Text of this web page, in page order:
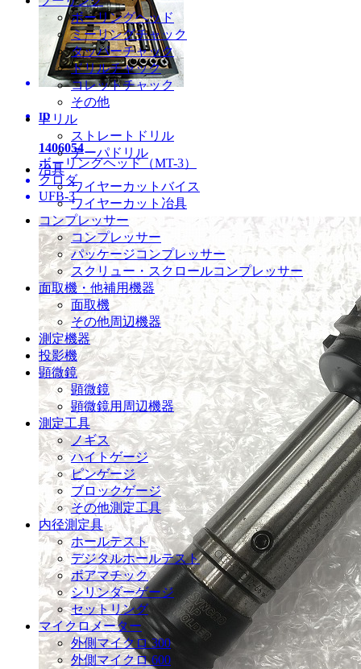
ボーリングヘッド
ミーリングチャック
タッパーチャック
ドリルチャック
コレットチャック
その他
ドリル
ストレートドリル
テーパドリル
冶具
ワイヤーカットバイス
ワイヤーカット冶具
コンプレッサー
コンプレッサー
パッケージコンプレッサー
スクリュー・スクロールコンプレッサー
面取機・他補用機器
面取機
その他周辺機器
測定機器
投影機
顕微鏡
顕微鏡
顕微鏡用周辺機器
測定工具
ノギス
ハイトゲージ
ピンゲージ
ブロックゲージ
その他測定工具
内径測定具
ホールテスト
デジタルホールテスト
ボアマチック
シリンダーゲージ
セットリング
マイクロメーター
外側マイクロ 300
外側マイクロ 600
ID
1406054
ボーリングヘッド（MT-3）
クロダ
UFB-3